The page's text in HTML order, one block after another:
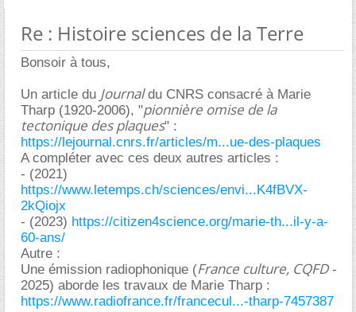
Re : Histoire sciences de la Terre
Bonsoir à tous,
Un article du Journaldu CNRS consacré à Marie
Tharp (1920-2006), "pionnière omise de la
tectonique des plaques" :
https://lejournal.cnrs.fr/articles/m...ue-des-plaques
A compléter avec ces deux autres articles :
- (2021)
https://www.letemps.ch/sciences/envi...K4fBVX-
2kQiojx
- (2023) https://citizen4science.org/marie-th...il-y-a-
60-ans/
Autre :
Une émission radiophonique (France culture, CQFD-
2025) aborde les travaux de Marie Tharp :
https://www.radiofrance.fr/francecul...-tharp-7457387